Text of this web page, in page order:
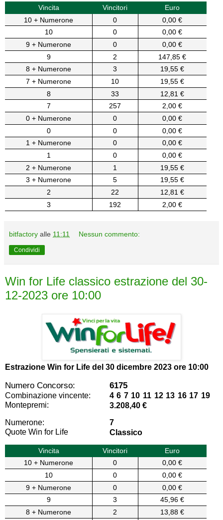
Vincita Vincitori
Euro
10 + Numerone
0
0,00 €
10
0
0,00 €
9 + Numerone
0
0,00 €
9
2
147,85 €
8 + Numerone
3
19,55 €
7 + Numerone
10
19,55 €
8
33
12,81 €
7
257
2,00 €
0 + Numerone
0
0,00 €
0
0
0,00 €
1 + Numerone
0
0,00 €
1
0
0,00 €
2 + Numerone
1
19,55 €
3 + Numerone
5
19,55 €
2
22
12,81 €
3
192 2,00 €
bitfactory alle 11:11 Nessun commento:
Condividi
Win for Life classico estrazione del 30-
12-2023 ore 10:00
Estrazione Win for Life del 30 dicembre 2023 ore 10:00
Numero Concorso: 6175
Combinazione vincente:
4 6 7 10 11 12 13 16 17 19
Montepremi:
3.208,40 €
Numerone:
7
Quote Win for Life
Classico
Vincita Vincitori
Euro
10 + Numerone
0
0,00 €
10
0
0,00 €
9 + Numerone
0
0,00 €
9
3
45,96 €
8 + Numerone
2
13,88 €